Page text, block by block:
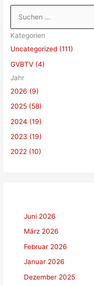
c
h
e
n
n
a
c
h
Kategorien
Uncategorized (111)
GVBTV (4)
Jahr
2026 (9)
2025 (58)
2024 (19)
2023 (19)
2022 (10)
Juni 2026
März 2026
Februar 2026
Januar 2026
Dezember 2025